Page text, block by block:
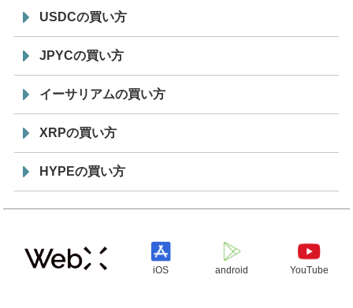
USDCの買い方
JPYCの買い方
イーサリアムの買い方
XRPの買い方
HYPEの買い方
iOS android YouTube